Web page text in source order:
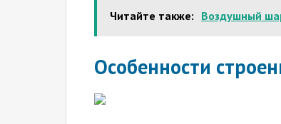
Читайте также: Воздушный
Особенности